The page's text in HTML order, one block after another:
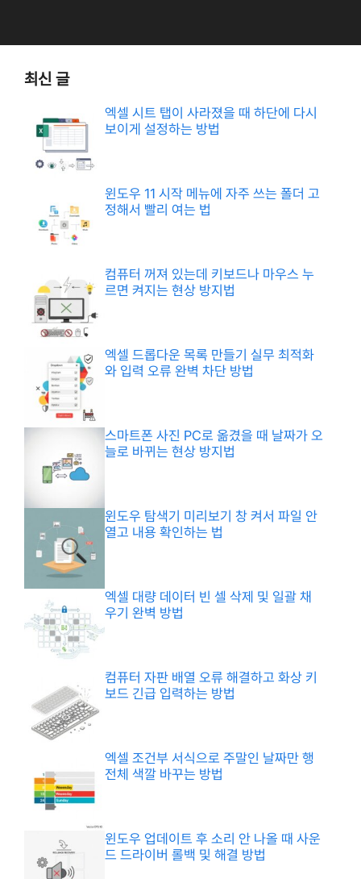
최신 글
엑셀 시트 탭이 사라졌을 때 하단에 다시
보이게 설정하는 방법
윈도우 11 시작 메뉴에 자주 쓰는 폴더 고
정해서 빨리 여는 법
컴퓨터 꺼져 있는데 키보드나 마우스 누
르면 켜지는 현상 방지법
엑셀 드롭다운 목록 만들기 실무 최적화
와 입력 오류 완벽 차단 방법
스마트폰 사진 PC로 옮겼을 때 날짜가 오
늘로 바뀌는 현상 방지법
윈도우 탐색기 미리보기 창 켜서 파일 안
열고 내용 확인하는 법
엑셀 대량 데이터 빈 셀 삭제 및 일괄 채
우기 완벽 방법
컴퓨터 자판 배열 오류 해결하고 화상 키
보드 긴급 입력하는 방법
엑셀 조건부 서식으로 주말인 날짜만 행
전체 색깔 바꾸는 방법
윈도우 업데이트 후 소리 안 나올 때 사운
드 드라이버 롤백 및 해결 방법